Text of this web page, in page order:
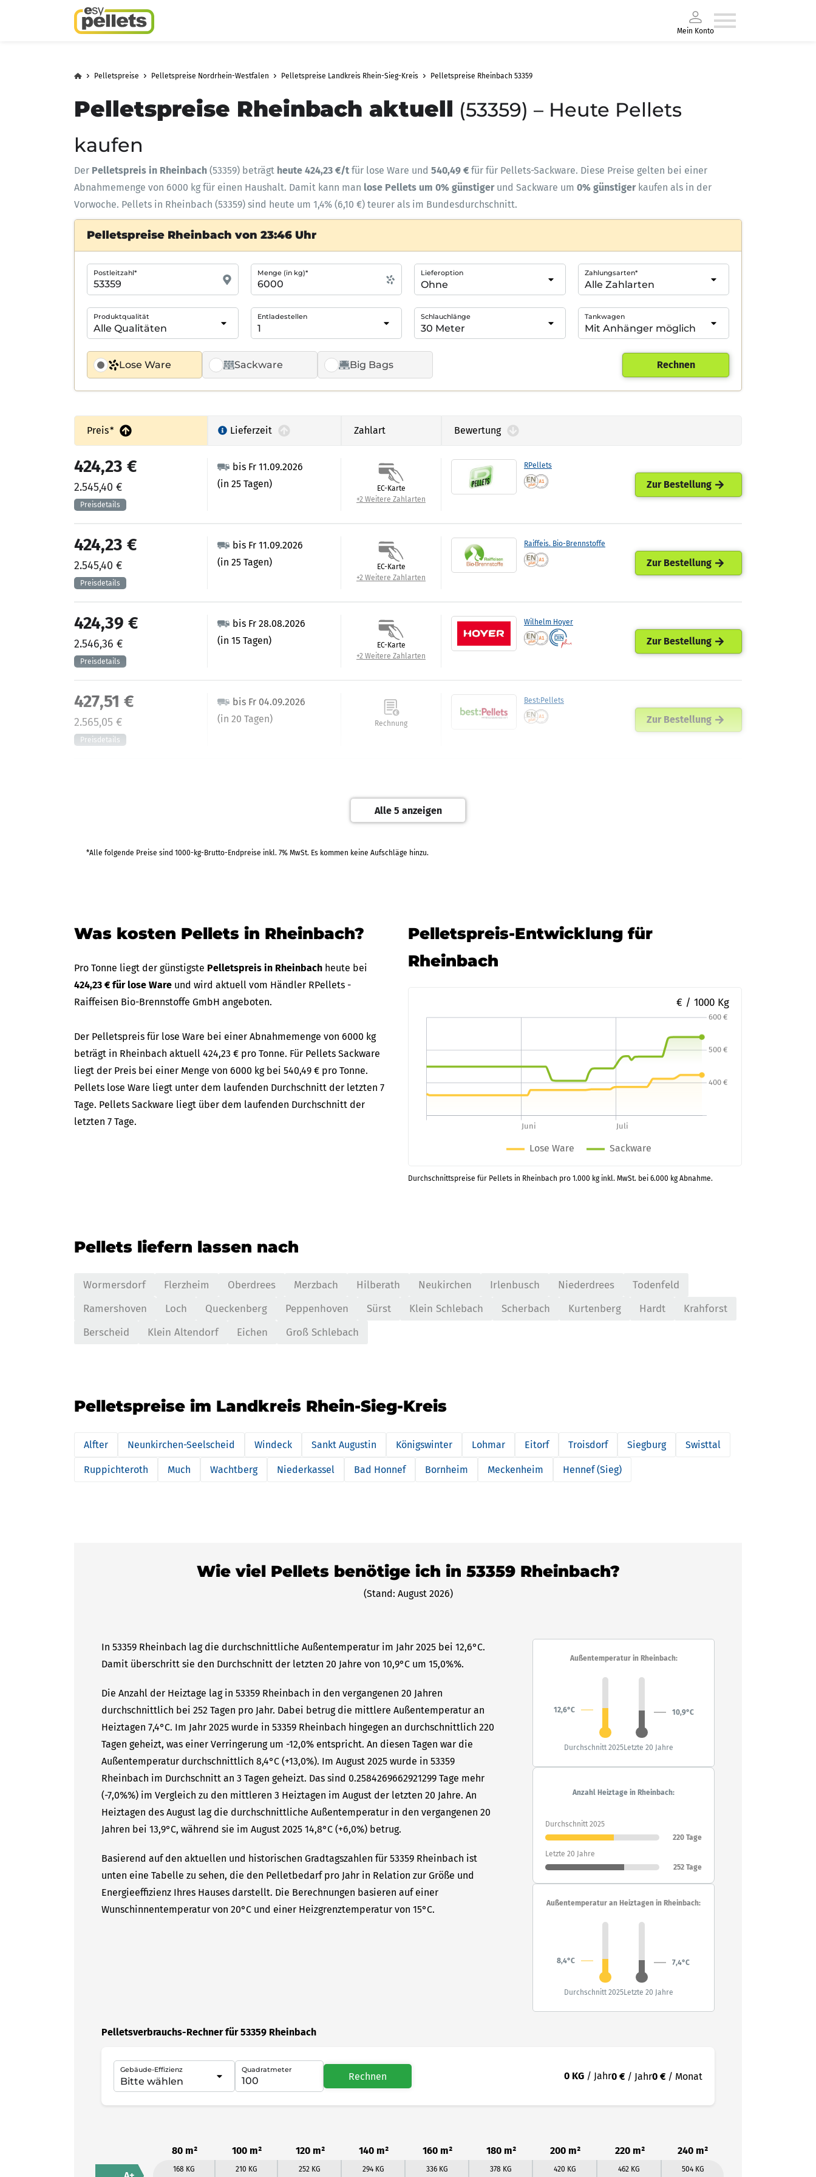
Mein Konto
Pelletspreise Pelletspreise Nordrhein-Westfalen Pelletspreise Landkreis Rhein-Sieg-Kreis Pelletspreise Rheinbach 53359
Pelletspreise Rheinbach aktuell (53359) – Heute Pellets
kaufen
Der Pelletspreis in Rheinbach (53359) beträgt heute 424,23 €/t für lose Ware und 540,49 € für für Pellets-Sackware. Diese Preise gelten bei einer
Abnahmemenge von 6000 kg für einen Haushalt. Damit kann man lose Pellets um 0% günstiger und Sackware um 0% günstigerkaufen als in der
Vorwoche. Pellets in Rheinbach (53359) sind heute um 1,4% (6,10 €) teurer als im Bundesdurchschnitt.
Pelletspreise Rheinbach von 23:46 Uhr
Lose Ware Sackware Big Bags
Postleitzahl* Menge (in kg)* Lieferoption Zahlungsarten*
Produktqualität Entladestellen Schlauchlänge Tankwagen
Rechnen
Preis* Lieferzeit Zahlart Bewertung
RPellets
bis Fr 11.09.2026
(in 25 Tagen)
424,23 €
2.545,40 €
EC-Karte
+2 Weitere Zahlarten
Zur Bestellung
Raiffeis. Bio-Brennstoffe
bis Fr 11.09.2026
(in 25 Tagen)
424,23 €
2.545,40 €
EC-Karte
+2 Weitere Zahlarten
Zur Bestellung
Wilhelm Hoyer
bis Fr 28.08.2026
(in 15 Tagen)
424,39 €
2.546,36 €
EC-Karte
+2 Weitere Zahlarten
Zur Bestellung
Best:Pellets
bis Fr 04.09.2026
(in 20 Tagen)
427,51 €
2.565,05 € Rechnung Zur Bestellung
RAL
+1 Weitere Zahlarten
Alle 5 anzeigen
*Alle folgende Preise sind 1000-kg-Brutto-Endpreise inkl. 7% MwSt. Es kommen keine Aufschläge hinzu.
Was kosten Pellets in Rheinbach?
Pro Tonne liegt der günstigste Pelletspreis in Rheinbach heute bei
424,23 € für lose Ware und wird aktuell vom Händler RPellets -
Raiffeisen Bio-Brennstoffe GmbH angeboten.
Der Pelletspreis für lose Ware bei einer Abnahmemenge von 6000 kg
beträgt in Rheinbach aktuell 424,23 € pro Tonne. Für Pellets Sackware
liegt der Preis bei einer Menge von 6000 kg bei 540,49 € pro Tonne.
Pellets lose Ware liegt unter dem laufenden Durchschnitt der letzten 7
Tage. Pellets Sackware liegt über dem laufenden Durchschnitt der
letzten 7 Tage.
Pelletspreis-Entwicklung für
Rheinbach
€ / 1000 Kg
Durchschnittspreise für Pellets in Rheinbach pro 1.000 kg inkl. MwSt. bei 6.000 kg Abnahme.
Pellets liefern lassen nach
Wormersdorf Flerzheim Oberdrees Merzbach Hilberath Neukirchen Irlenbusch Niederdrees
Todenfeld
Ramershoven
Loch Queckenberg Peppenhoven Sürst Klein Schlebach Scherbach Kurtenberg Hardt
Krahforst
Berscheid
Klein Altendorf Eichen Groß Schlebach
Pelletspreise im Landkreis Rhein-Sieg-Kreis
Alfter Neunkirchen-Seelscheid Windeck Sankt Augustin Königswinter Lohmar Eitorf Troisdorf Siegburg Swisttal
Ruppichteroth Much Wachtberg Niederkassel Bad Honnef Bornheim Meckenheim Hennef (Sieg)
Wie viel Pellets benötige ich in 53359 Rheinbach?
(Stand: August 2026)
In 53359 Rheinbach lag die durchschnittliche Außentemperatur im Jahr 2025 bei 12,6°C.
Damit überschritt sie den Durchschnitt der letzten 20 Jahre von 10,9°C um 15,0%%.
Die Anzahl der Heiztage lag in 53359 Rheinbach in den vergangenen 20 Jahren
durchschnittlich bei 252 Tagen pro Jahr. Dabei betrug die mittlere Außentemperatur an
Heiztagen 7,4°C. Im Jahr 2025 wurde in 53359 Rheinbach hingegen an durchschnittlich 220
Tagen geheizt, was einer Verringerung um -12,0% entspricht. An diesen Tagen war die
Außentemperatur durchschnittlich 8,4°C (+13,0%). Im August 2025 wurde in 53359
Rheinbach im Durchschnitt an 3 Tagen geheizt. Das sind 0.2584269662921299 Tage mehr
(-7,0%%) im Vergleich zu den mittleren 3 Heiztagen im August der letzten 20 Jahre. An
Heiztagen des August lag die durchschnittliche Außentemperatur in den vergangenen 20
Jahren bei 13,9°C, während sie im August 2025 14,8°C (+6,0%) betrug.
Basierend auf den aktuellen und historischen Gradtagszahlen für 53359 Rheinbach ist
unten eine Tabelle zu sehen, die den Pelletbedarf pro Jahr in Relation zur Größe und
Energieeffizienz Ihres Hauses darstellt. Die Berechnungen basieren auf einer
Wunschinnentemperatur von 20°C und einer Heizgrenztemperatur von 15°C.
Außentemperatur in Rheinbach:
12,6°C 10,9°C
Durchschnitt 2025Letzte 20 Jahre
Anzahl Heiztage in Rheinbach:
Durchschnitt 2025
220 Tage
Letzte 20 Jahre
252 Tage
Außentemperatur an Heiztagen in Rheinbach:
8,4°C 7,4°C
Durchschnitt 2025Letzte 20 Jahre
Pelletsverbrauchs-Rechner für 53359 Rheinbach
Gebäude-Effizienz Quadratmeter
Rechnen 0 KG / Jahr0 € / Jahr0 € / Monat
80 m² 100 m² 120 m² 140 m² 160 m² 180 m² 200 m² 220 m² 240 m²
168 KG 210 KG 252 KG 294 KG 336 KG 378 KG 420 KG 462 KG 504 KG